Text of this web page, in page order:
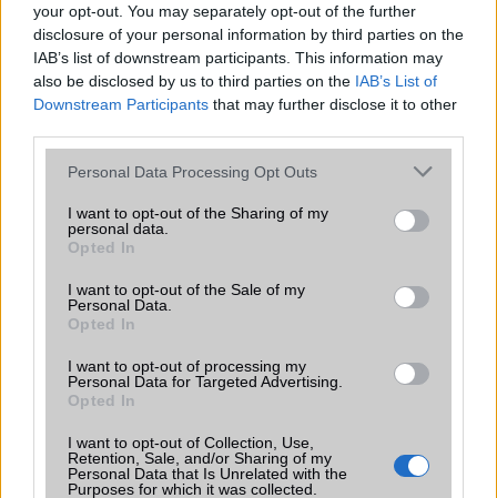
your opt-out. You may separately opt-out of the further
disclosure of your personal information by third parties on the
IAB’s list of downstream participants. This information may
also be disclosed by us to third parties on the IAB’s List of
Downstream Participants that may further disclose it to other
Please note that this website/app uses one or more Google
not limited to your visit or usage behaviour. You may click to
grant or deny consent to Google and its third-party tags to
use your data for below specified purposes in below Google
consent section.
Personal Data Processing Opt Outs
I want to opt-out of the Sharing of my
personal data.
Opted In
I want to opt-out of the Sale of my
Personal Data.
Opted In
I want to opt-out of processing my
Personal Data for Targeted Advertising.
Opted In
I want to opt-out of Collection, Use,
Retention, Sale, and/or Sharing of my
Personal Data that Is Unrelated with the
Purposes for which it was collected.
Ez a rejtett Samsung funkció teljesen
megváltoztatja a mobilhasználatot –
sokan mégsem tudnak róla
2026.07.12 | Android Central
jelentősen felgyorsítja a mindennapi használatot,
miközben a Pixel telefonokból továbbra is hiányzik.
KAPCSOLÓDÓ HÍREK
HTC Wildfire C: olcsó ICS
Folyékony fémből készült HTC jöhet
Bejelentés előtt: HTC Desire 200
HTC Butterfly S: drága, de gyönyörű